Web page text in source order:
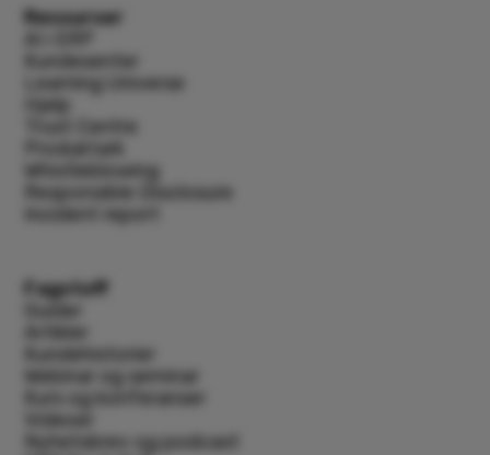
Ressurser
Kundesenter
Learning Universe
Trust Centre
Whistleblowing
Responsible Disclosure
Fagstoff
Kundehistorier
Webinar og seminar
Nyhetsbrev og podcast